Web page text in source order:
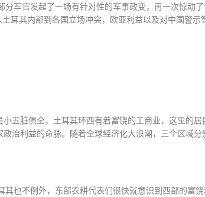
军官发起了一场有针对性的军事政变，再一次惊动
耳其内部到各国立场冲突，欧亚利益以及对中国警
五脏俱全，土耳其环西有着富饶的工商业，这里的
治利益的命脉。随着全球经济化大浪潮，三个区域
也不例外，东部农耕代表们很快就意识到西部的富